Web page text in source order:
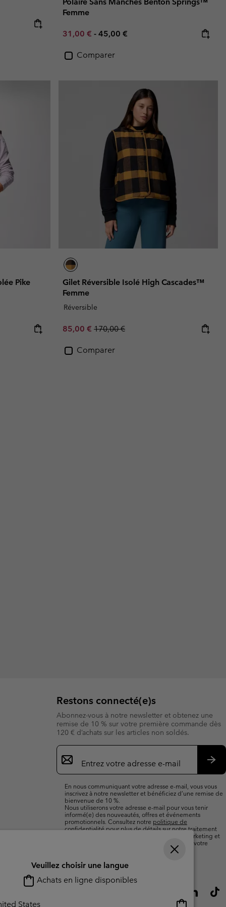
Femme
Minimum sale price:
31,00 € - Maximum price:
45,00 €
Comparer
Pike
Gilet Réversible Isolé High Cascades™
Femme
Réversible
Sale price:
85,00 € Regular price:
170,00 €
Comparer
Restons connecté(e)s
Abonnez-vous à notre newsletter et obtenez une
remise de 10 % sur votre première commande dès
120 € d’achats sur les articles non soldés.
Inscription
par
e-
En nous communiquant votre adresse e-mail, vous vous
inscrivez à notre newsletter et bénéficiez d’une remise de
bienvenue de 10 %.
Nous utiliserons votre adresse e-mail pour vous tenir
informé(e) des nouveautés, offres et événements
promotionnels. Consultez notre politique de
confidentialitépour plus de détails sur notre traitement
des données vous concernant à des fins de marketing et
sur les moyens dont vous disposez pour retirer votre
Veuillez choisir une langue
Achats en ligne disponibles
States Achats